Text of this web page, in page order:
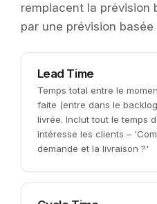
remplacent la prévision
par une prévision
Lead Time
Temps total entre le
faite (entre dans le
livrée. Inclut tout le temps
intéresse les clients –
demande et la livraison ?'